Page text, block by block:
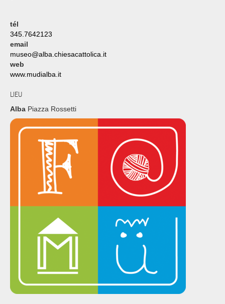
tél
345.7642123
email
museo@alba.chiesacattolica.it
web
www.mudialba.it
LIEU
Alba Piazza Rossetti